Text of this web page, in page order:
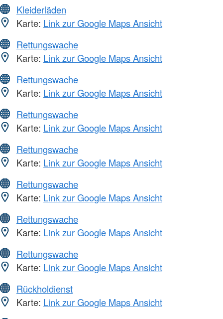
Kleiderläden
Karte: Link zur Google Maps Ansicht
Rettungswache
Karte: Link zur Google Maps Ansicht
Rettungswache
Karte: Link zur Google Maps Ansicht
Rettungswache
Karte: Link zur Google Maps Ansicht
Rettungswache
Karte: Link zur Google Maps Ansicht
Rettungswache
Karte: Link zur Google Maps Ansicht
Rettungswache
Karte: Link zur Google Maps Ansicht
Rettungswache
Karte: Link zur Google Maps Ansicht
Rückholdienst
Karte: Link zur Google Maps Ansicht